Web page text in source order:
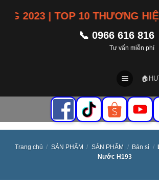
2023 | TOP 10 THƯƠNG
📞 0966 616 816
Tư vấn miễn phí
Trang chủ / SẢN PHẨM / SẢN PHẨM / Bán sỉ /
Nước H193